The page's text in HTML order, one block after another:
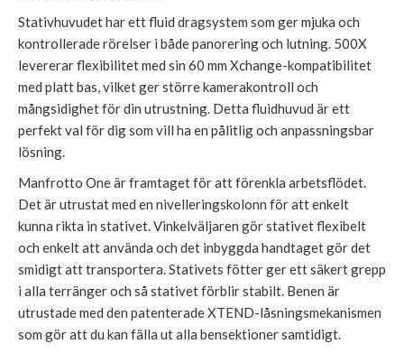
Stativhuvudet har ett fluid dragsystem som ger mjuka och
kontrollerade rörelser i både panorering och lutning. 500X
levererar flexibilitet med sin 60 mm Xchange-kompatibilitet
med platt bas, vilket ger större kamerakontroll och
mångsidighet för din utrustning. Detta fluidhuvud är ett
perfekt val för dig som vill ha en pålitlig och anpassningsbar
lösning.
Manfrotto One är framtaget för att förenkla arbetsflödet.
Det är utrustat med en nivelleringskolonn för att enkelt
kunna rikta in stativet. Vinkelväljaren gör stativet flexibelt
och enkelt att använda och det inbyggda handtaget gör det
smidigt att transportera. Stativets fötter ger ett säkert grepp
i alla terränger och så stativet förblir stabilt. Benen är
utrustade med den patenterade XTEND-låsningsmekanismen
som gör att du kan fälla ut alla bensektioner samtidigt.